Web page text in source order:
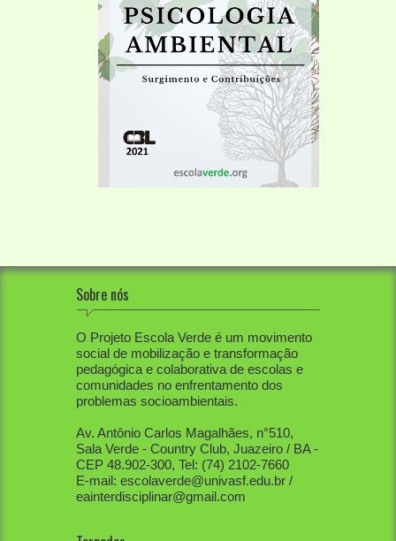
Sobre nós
O Projeto Escola Verde é um movimento
social de mobilização e transformação
pedagógica e colaborativa de escolas e
comunidades no enfrentamento dos
problemas socioambientais.
Av. Antônio Carlos Magalhães, n°510,
Sala Verde - Country Club, Juazeiro / BA -
CEP 48.902-300, Tel: (74) 2102-7660
E-mail: escolaverde@univasf.edu.br /
eainterdisciplinar@gmail.com